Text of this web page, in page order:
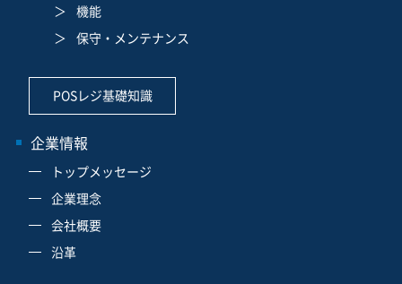
機能
保守・メンテナンス
POSレジ基礎知識
企業情報
トップメッセージ
企業理念
会社概要
沿革